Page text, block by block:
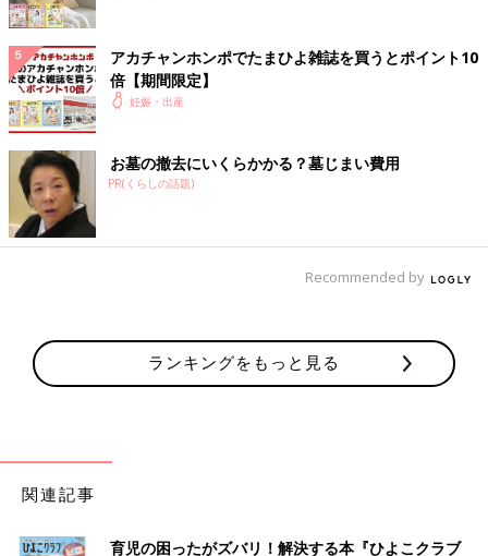
アカチャンホンポでたまひよ雑誌を買うとポイント10
倍【期間限定】
妊娠・出産
お墓の撤去にいくらかかる？墓じまい費用
PR(くらしの話題)
Recommended by
ランキングをもっと見る
関連記事
育児の困ったがズバリ！解決する本『ひよこクラブ